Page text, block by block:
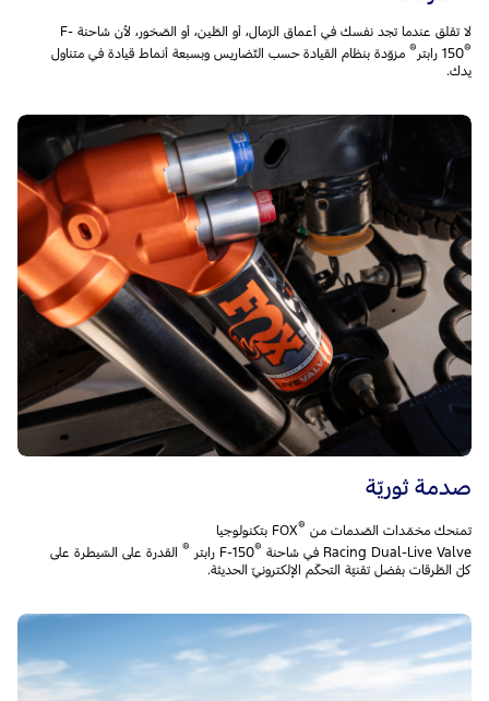
لا تقلق عندما تجد نفسك في أعماق الرّمال، أو الطّين، أو الصّخور، لأن شاحنة F-
150®
® مزوّدة بنظام القيادة حسب التّضاريس وبسبعة أنماط قيادة في متناول
يدك.
صدمة ثوريّة
تمنحك مخمّدات الصّدمات من ®FOX بتكنولوجيا
Racing Dual-Live Valve في شاحنة F-150
®
® القدرة على السّيطرة على
كلّ الطّرقات بفضل تقنيّة التحكّم الإلكترونيّ الحديثة.